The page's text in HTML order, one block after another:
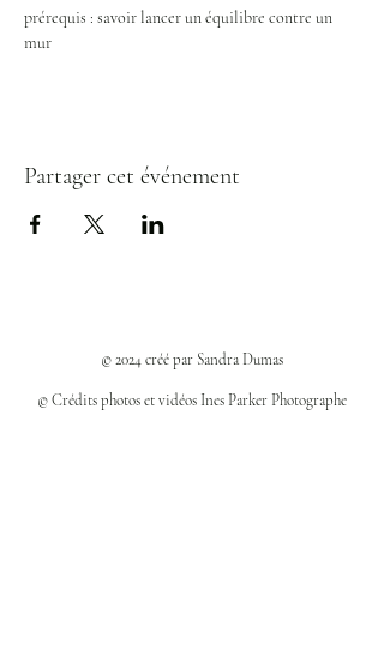
prérequis : savoir lancer un équilibre contre un
mur
Partager cet événement
© 2024 créé par Sandra Dumas
© Crédits photos et vidéos Ines Parker Photographe